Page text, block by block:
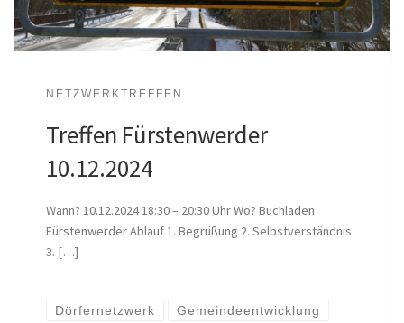
NETZWERKTREFFEN
Treffen Fürstenwerder
10.12.2024
Wann? 10.12.2024 18:30 – 20:30 Uhr Wo? Buchladen
Fürstenwerder Ablauf 1. Begrüßung 2. Selbstverständnis
3. […]
Dörfernetzwerk Gemeindeentwicklung